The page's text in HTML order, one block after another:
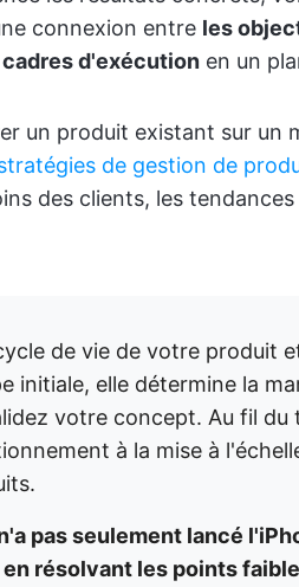
connexion entre les
d'exécution en un
un produit existant sur un
de gestion de
des clients, les
de vie de votre produit
initiale, elle détermine la
votre concept. Au fil du
à la mise à
pas seulement lancé
résolvant les points